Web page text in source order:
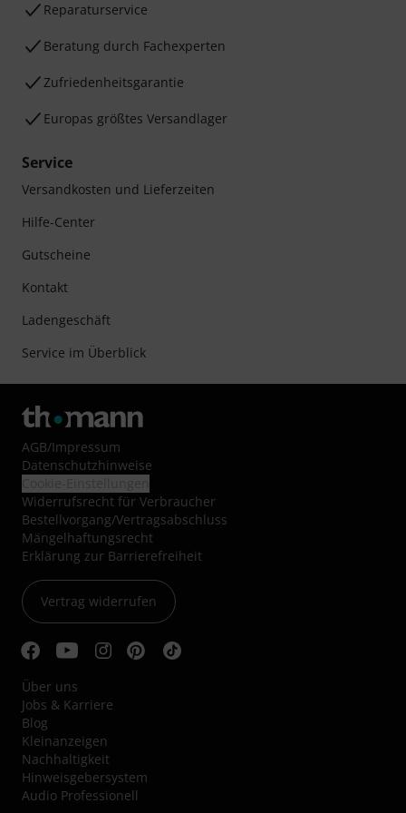
Reparaturservice
Beratung durch Fachexperten
Zufriedenheitsgarantie
Europas größtes Versandlager
Service
Versandkosten und Lieferzeiten
Hilfe-Center
Gutscheine
Kontakt
Ladengeschäft
Service im Überblick
AGB/Impressum
Datenschutzhinweise
Widerrufsrecht für Verbraucher
Bestellvorgang/Vertragsabschluss
Mängelhaftungsrecht
Erklärung zur Barrierefreiheit
Vertrag widerrufen
Über uns
Jobs & Karriere
Blog
Kleinanzeigen
Nachhaltigkeit
Hinweisgebersystem
Audio Professionell